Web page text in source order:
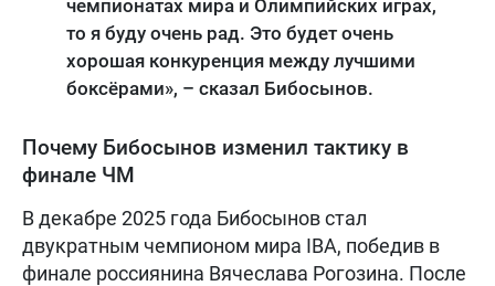
чемпионатах мира и Олимпийских играх,
то я буду очень рад. Это будет очень
хорошая конкуренция между лучшими
боксёрами», – сказал Бибосынов.
Почему Бибосынов изменил тактику в
финале ЧМ
В декабре 2025 года Бибосынов стал
двукратным чемпионом мира IBA, победив в
финале россиянина Вячеслава Рогозина. После